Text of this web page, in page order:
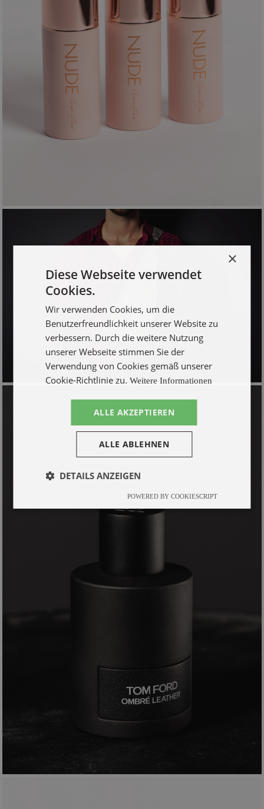
×
Diese Webseite verwendet
Cookies.
Wir verwenden Cookies, um die
Benutzerfreundlichkeit unserer Website zu
verbessern. Durch die weitere Nutzung
unserer Webseite stimmen Sie der
Verwendung von Cookies gemäß unserer
Cookie-Richtlinie zu.Weitere Informationen
ALLE AKZEPTIEREN
ALLE ABLEHNEN
DETAILS ANZEIGEN
POWERED BY COOKIESCRIPT